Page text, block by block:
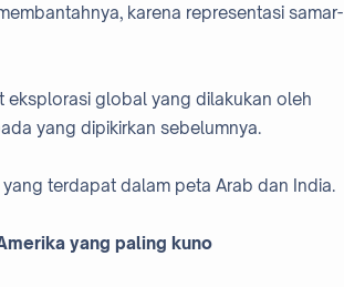
karena representasi samar-
eksplorasi global yang dilakukan oleh
yang dipikirkan sebelumnya.
terdapat dalam peta Arab dan India.
yang paling kuno